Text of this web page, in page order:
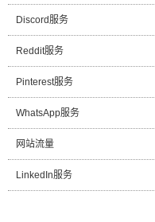
Discord服务
Reddit服务
Pinterest服务
WhatsApp服务
网站流量
LinkedIn服务